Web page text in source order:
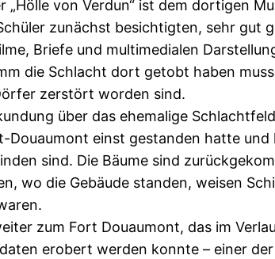
„Hölle von Verdun“ ist dem dortigen
zunächst besichtigten, sehr gut
Briefe und multimedialen
die Schlacht dort getobt haben
zerstört worden sind.
über das ehemalige
Douaumont einst gestanden hatte und
sind. Die Bäume sind
wo die Gebäude standen, weisen
zum Fort Douaumont, das im
erobert werden konnte – einer